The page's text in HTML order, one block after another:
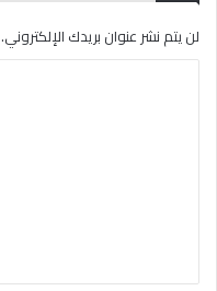
لن يتم نشر عنوان بريدك الإلكتروني.